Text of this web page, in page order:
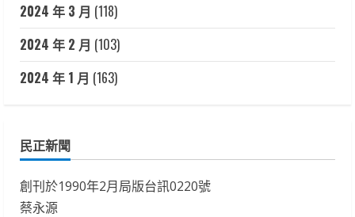
2024 年 3 月 (118)
2024 年 2 月 (103)
2024 年 1 月 (163)
民正新聞
創刊於1990年2月局版台訊0220號
蔡永源